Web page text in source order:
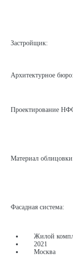
Застройщик:
Архитектурное бюро:
Проектирование
Материал
Фасадная система:
Жилой
2021
Москва